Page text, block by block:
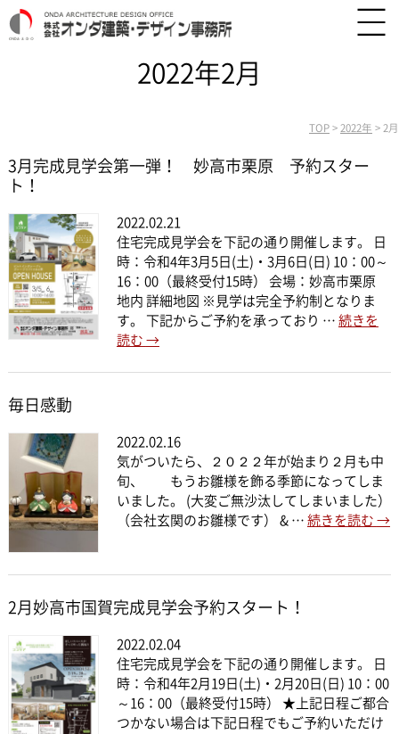
2022年2月
TOP > 2022年 > 2月
3月完成見学会第一弾！ 妙高市栗原 予約スター
ト！
2022.02.21
住宅完成見学会を下記の通り開催します。 日
時：令和4年3月5日(土)・3月6日(日) 10：00～
16：00（最終受付15時） 会場：妙高市栗原
地内 詳細地図 ※見学は完全予約制となりま
す。 下記からご予約を承っており … 続きを
読む →
毎日感動
2022.02.16
気がついたら、２０２２年が始まり２月も中
旬、 もうお雛様を飾る季節になってしま
いました。 (大変ご無沙汰してしまいました）
（会社玄関のお雛様です） & … 続きを読む →
2月妙高市国賀完成見学会予約スタート！
2022.02.04
住宅完成見学会を下記の通り開催します。 日
時：令和4年2月19日(土)・2月20日(日) 10：00
～16：00（最終受付15時） ★上記日程ご都合
つかない場合は下記日程でもご予約いただけ